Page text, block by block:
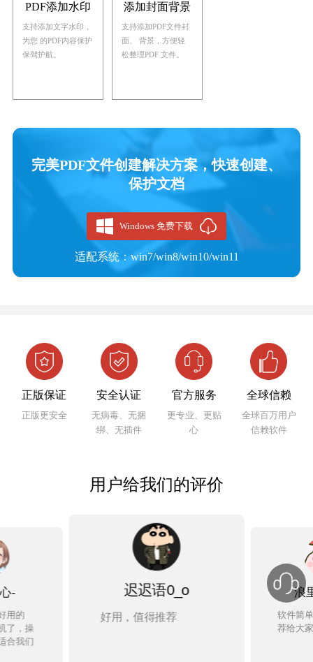
PDF添加水印
支持添加文字水印，
为您 的PDF内容保护
保驾护航。
添加封面背景
支持添加PDF文件封
面、 背景，方便轻
松整理PDF 文件。
完美PDF文件创建解决方案，快速创建、
保护文档
Windows 免费下载
适配系统：win7/win8/win10/win11
正版保证
正版更安全
安全认证
无病毒、无捆
绑、无插件
官方服务
更专业、更贴
心
全球信赖
全球百万用户
信赖软件
用户给我们的评价
-
用的
了，操
合我们
迟迟语0_o
好用，值得推荐
浪
软件简
荐给大